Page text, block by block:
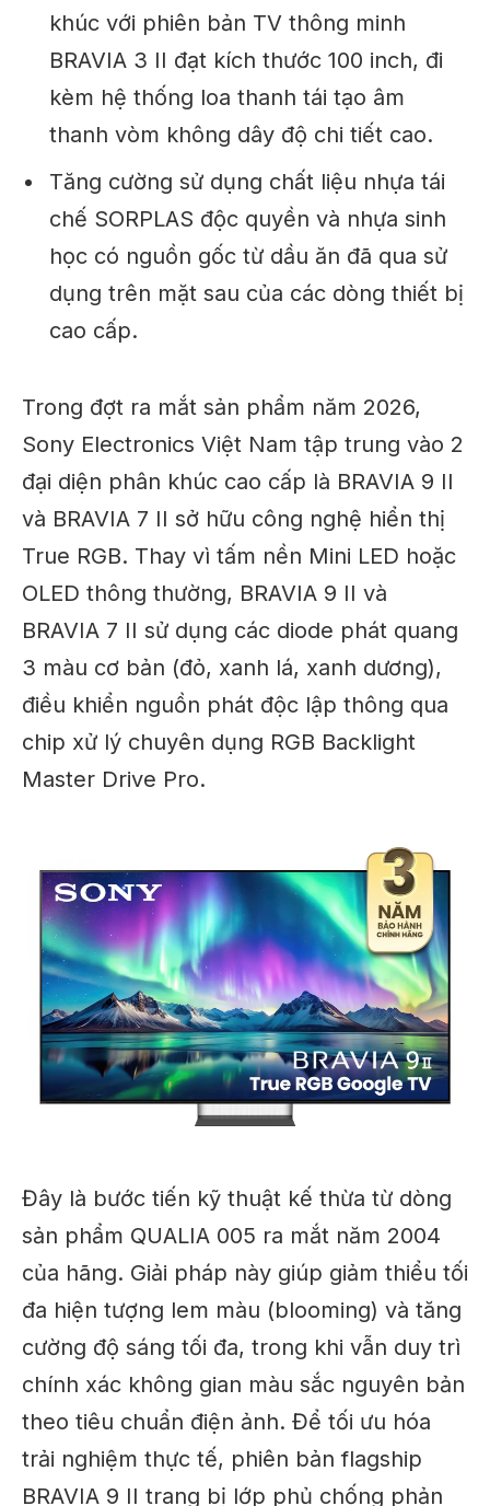
khúc với phiên bản TV thông minh
BRAVIA 3 II đạt kích thước 100 inch, đi
kèm hệ thống loa thanh tái tạo âm
thanh vòm không dây độ chi tiết cao.
Tăng cường sử dụng chất liệu nhựa tái
chế SORPLAS độc quyền và nhựa sinh
học có nguồn gốc từ dầu ăn đã qua sử
dụng trên mặt sau của các dòng thiết bị
cao cấp.
Trong đợt ra mắt sản phẩm năm 2026,
Sony Electronics Việt Nam tập trung vào 2
đại diện phân khúc cao cấp là BRAVIA 9 II
và BRAVIA 7 II sở hữu công nghệ hiển thị
True RGB. Thay vì tấm nền Mini LED hoặc
OLED thông thường, BRAVIA 9 II và
BRAVIA 7 II sử dụng các diode phát quang
3 màu cơ bản (đỏ, xanh lá, xanh dương),
điều khiển nguồn phát độc lập thông qua
chip xử lý chuyên dụng RGB Backlight
Master Drive Pro.
Đây là bước tiến kỹ thuật kế thừa từ dòng
sản phẩm QUALIA 005 ra mắt năm 2004
của hãng. Giải pháp này giúp giảm thiểu tối
đa hiện tượng lem màu (blooming) và tăng
cường độ sáng tối đa, trong khi vẫn duy trì
chính xác không gian màu sắc nguyên bản
theo tiêu chuẩn điện ảnh. Để tối ưu hóa
trải nghiệm thực tế, phiên bản flagship
BRAVIA 9 II trang bị lớp phủ chống phản